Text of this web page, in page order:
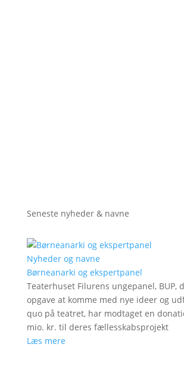
Seneste nyheder & navne
Nyheder og navne
Børneanarki og ekspertpanel
Teaterhuset Filurens ungepanel, BUP,
opgave at komme med nye ideer og
quo på teatret, har modtaget en
mio. kr. til deres fællesskabsprojekt
Læs mere